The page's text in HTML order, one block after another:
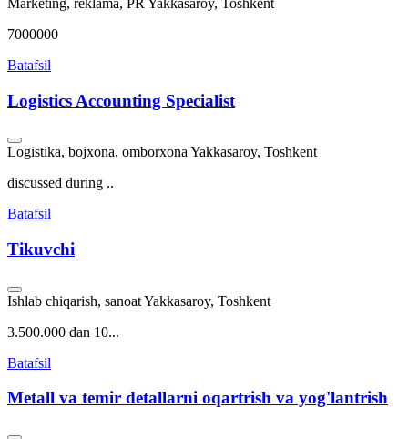
7000000
Batafsil
Logistics Accounting Specialist
Logistika, bojxona, omborxona Yakkasaroy, Toshkent
discussed during ..
Batafsil
Tikuvchi
Ishlab chiqarish, sanoatYakkasaroy, Toshkent
3.500.000 dan 10...
Batafsil
Metall va temir detallarni oqartrish va yog'lantrish